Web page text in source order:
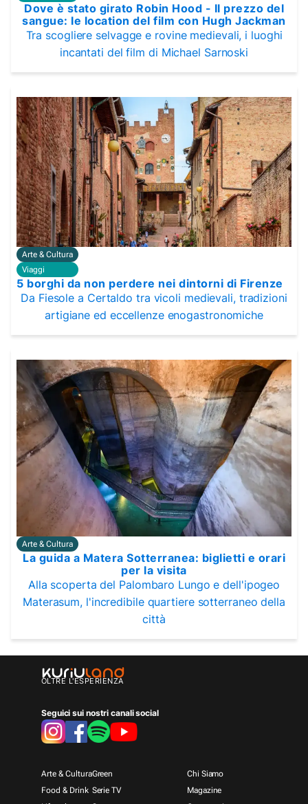
Dove è stato girato Robin Hood - Il prezzo del
sangue: le location del film con Hugh Jackman
Tra scogliere selvagge e rovine medievali, i luoghi
incantati del film di Michael Sarnoski
Arte & Cultura
Viaggi
5 borghi da non perdere nei dintorni di Firenze
Da Fiesole a Certaldo tra vicoli medievali, tradizioni
artigiane ed eccellenze enogastronomiche
Arte & Cultura
La guida a Matera Sotterranea: biglietti e orari
per la visita
Alla scoperta del Palombaro Lungo e dell'ipogeo
Materasum, l'incredibile quartiere sotterraneo della
città
OLTRE L'ESPERIENZA
Seguici sui nostri canali social
Arte & Cultura
Food & Drink
Green
Serie TV
Chi Siamo
Magazine